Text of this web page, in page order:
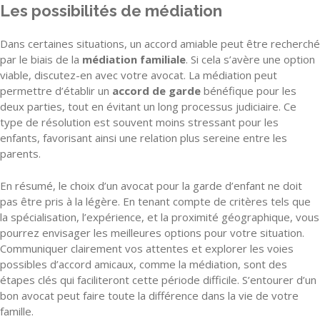
Les possibilités de médiation
Dans certaines situations, un accord amiable peut être recherché
par le biais de la médiation familiale. Si cela s’avère une option
viable, discutez-en avec votre avocat. La médiation peut
permettre d’établir un accord de garde bénéfique pour les
deux parties, tout en évitant un long processus judiciaire. Ce
type de résolution est souvent moins stressant pour les
enfants, favorisant ainsi une relation plus sereine entre les
parents.
En résumé, le choix d’un avocat pour la garde d’enfant ne doit
pas être pris à la légère. En tenant compte de critères tels que
la spécialisation, l’expérience, et la proximité géographique, vous
pourrez envisager les meilleures options pour votre situation.
Communiquer clairement vos attentes et explorer les voies
possibles d’accord amicaux, comme la médiation, sont des
étapes clés qui faciliteront cette période difficile. S’entourer d’un
bon avocat peut faire toute la différence dans la vie de votre
famille.